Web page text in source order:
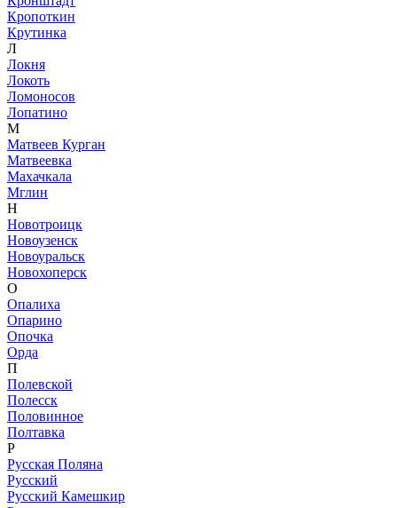
Кропоткин
Крутинка
Л
Локня
Локоть
Ломоносов
Лопатино
М
Матвеев Курган
Матвеевка
Махачкала
Мглин
Н
Новотроицк
Новоузенск
Новоуральск
Новохоперск
О
Опалиха
Опарино
Опочка
Орда
П
Полевской
Полесск
Половинное
Полтавка
Р
Русская Поляна
Русский
Русский Камешкир